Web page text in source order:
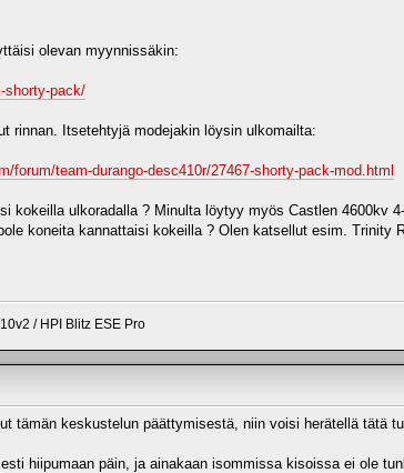
olevan myynnissäkin:
shorty-pack/
rinnan. Itsetehtyjä modejakin löysin ulkomailta:
forum/team-durango-desc410r/27467-shorty-pack-mod.html
kokeilla ulkoradalla ? Minulta löytyy myös Castlen 4600kv
koneita kannattaisi kokeilla ? Olen katsellut esim.
/ HPI Blitz ESE Pro
tämän keskustelun päättymisestä, niin voisi herätellä tätä
hiipumaan päin, ja ainakaan isommissa kisoissa ei ole